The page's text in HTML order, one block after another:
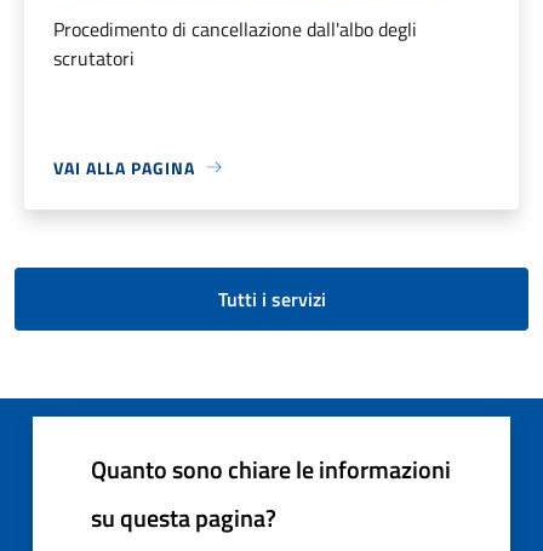
Procedimento di cancellazione dall'albo degli
scrutatori
VAI ALLA PAGINA
Tutti i servizi
Quanto sono chiare le informazioni
su questa pagina?